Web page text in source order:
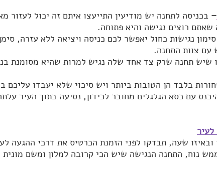
– בכניסה לתחנה יש מודיעין התייעצו איתם זה יכול לעזור
רוצים נגישה והיא פתוחה.
נגישות כחול יאפשר לכם כניסה ויציאה ללא עזרה,
עם צוות התחנה.
בלבד הן הטובות ביותר ויש סיכוי שלא יעבדו עליכם
שעה, תבדקו לפני הזמנת הכרטיס את דרכי ההגעה
נוח, התחנה הנגישה שיש הכי קרובה למלון ומשם מונית